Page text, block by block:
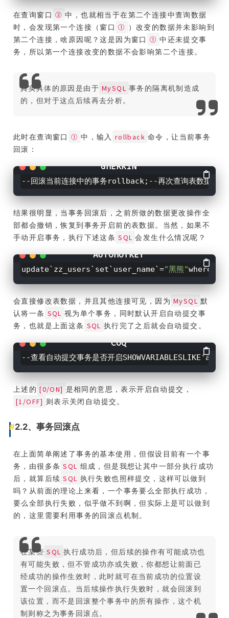
在查询窗口 ② 中，也就相当于在第二个连接中查询数据
时，会发现第一个连接（窗口 ① ）改变的数据并未影响到
第二个连接，啥原因呢？这是因为窗口 ① 中还未提交事
务，所以第一个连接改变的数据不会影响第二个连接。
其实具体的原因是由于 MySQL 事务的隔离机制造成
的，但对于这点后续再去分析。
此时在查询窗口 ① 中，输入 rollback 命令，让当前事务
回滚：
--回滚当前连接中的事务rollback;--再次查询表数据
结果很明显，当事务回滚后，之前所做的数据更改操作全
部都会撤销，恢复到事务开启前的表数据。当然，如果不
手动开启事务，执行下述这条 SQL 会发生什么情况呢？
update`zz_users`set`user_name`="黑熊"
会直接修改表数据，并且其他连接可见，因为 MySQL 默
认将一条 SQL
视为单个事务，同时默认开启自动提交事
务，也就是上面这条 SQL 执行完了之后就会自动提交。
--查看自动提交事务是否开启
上述的 [0/ON] 是相同的意思，表示开启自动提交，
[1/OFF] 则表示关闭自动提交。
2.2、事务回滚点
在上面简单阐述了事务的基本使用，但假设目前有一个事
务，由很多条 SQL
组成，但是我想让其中一部分执行成功
后，就算后续 SQL
执行失败也照样提交，这样可以做到
吗？从前面的理论上来看，一个事务要么全部执行成功，
要么全部执行失败，似乎做不到啊，但实际上是可以做到
的，这里需要利用事务的回滚点机制。
在某些 SQL
执行成功后，但后续的操作有可能成功也
有可能失败，但不管成功亦或失败，你都想让前面已
经成功的操作生效时，此时就可在当前成功的位置设
置一个回滚点。当后续操作执行失败时，就会回滚到
该位置，而不是回滚整个事务中的所有操作，这个机
制则称之为事务回滚点。